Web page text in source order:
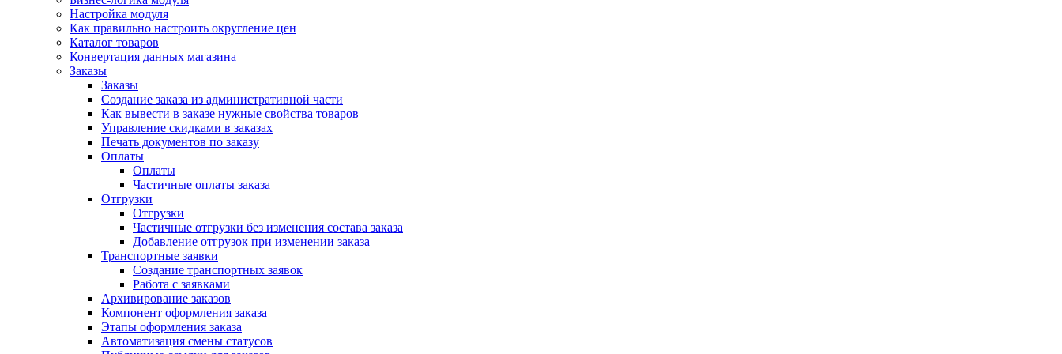
Настройка модуля
Как правильно настроить округление цен
Каталог товаров
Конвертация данных магазина
Заказы
Заказы
Создание заказа из административной части
Как вывести в заказе нужные свойства товаров
Управление скидками в заказах
Печать документов по заказу
Оплаты
Оплаты
Частичные оплаты заказа
Отгрузки
Отгрузки
Частичные отгрузки без изменения состава заказа
Добавление отгрузок при изменении заказа
Транспортные заявки
Создание транспортных заявок
Работа с заявками
Архивирование заказов
Компонент оформления заказа
Этапы оформления заказа
Автоматизация смены статусов